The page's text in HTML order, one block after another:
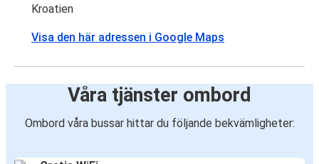
Kroatien
Visa den här adressen i Google Maps
Våra tjänster ombord
Ombord våra bussar hittar du följande bekvämligheter: